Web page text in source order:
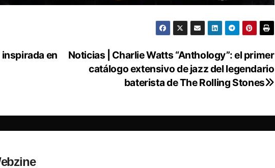
Noticias | Charlie Watts “Anthology”: el primer
catálogo extensivo de jazz del legendario
baterista de The Rolling Stones
en